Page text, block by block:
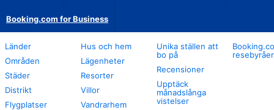
Booking.com for Business
Länder
Områden
Städer
Distrikt
Flygplatser
Hus och hem
Lägenheter
Resorter
Villor
Vandrarhem
Unika ställen att
bo på
Recensioner
Upptäck
månadslånga
vistelser
resebyråer